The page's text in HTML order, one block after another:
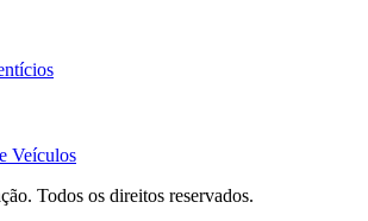
Veículos
Todos os direitos reservados.